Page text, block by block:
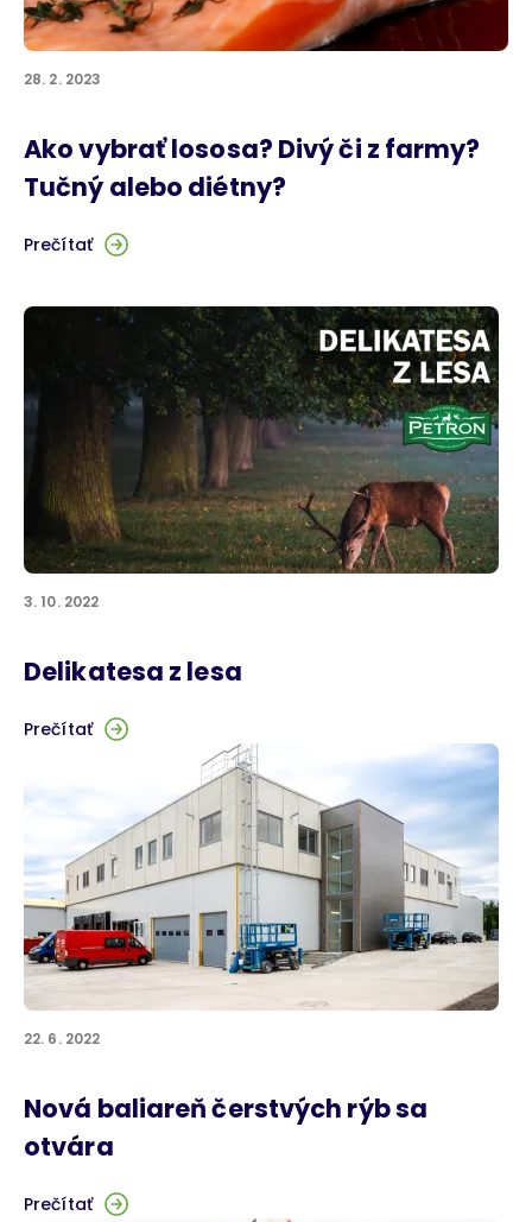
28. 2. 2023
Ako vybrať lososa? Divý či z farmy?
Tučný alebo diétny?
Prečítať
3. 10. 2022
Delikatesa z lesa
Prečítať
22. 6. 2022
Nová baliareň čerstvých rýb sa
otvára
Prečítať